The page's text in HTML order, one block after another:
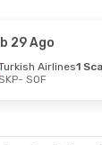
29 Ago
Airlines1
- SOF